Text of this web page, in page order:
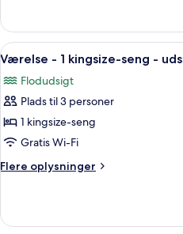
(MEDIUM,
101
VIEW)
-
kingsize-
(MEDIUM,
101
Indlæs
alle
billeder
af
Værelse
-
1
kingsize-
-
7
Værelse - 1 kingsize-seng -
Flodudsigt
Plads til 3 personer
1 kingsize-seng
Gratis Wi-Fi
Flere oplysninger
Flere
-